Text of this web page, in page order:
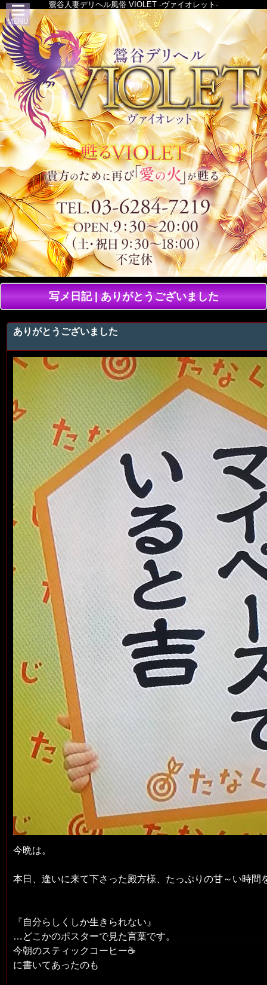
鶯谷人妻デリヘル風俗 VIOLET -ヴァイオレット-
写メ日記 | ありがとうございました
ありがとうございました
今晩は。
本日、逢いに来て下さった殿方様、たっぷりの甘～い時間
『自分らしくしか生きられない』
…どこかのポスターで見た言葉です。
今朝のスティックコーヒー☕
に書いてあったのも
MENU